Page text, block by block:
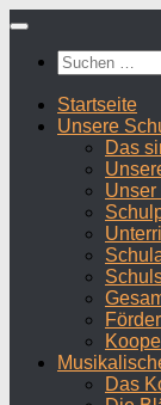
Zum
springenSuchen
nach:
Startseite
Unsere
Das
Unser
Das